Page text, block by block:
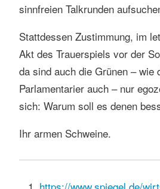
sinnfreien Talkrunden
Stattdessen Zustimmung, im
Akt des Trauerspiels vor der
da sind auch die Grünen – wie
Parlamentarier auch – nur
sich: Warum soll es denen
Ihr armen Schweine.